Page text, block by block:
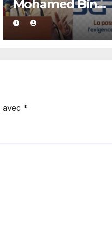
Mohamed Bin
Zayed : SERTEM
contre-attaque
accuse la DER/
avec *